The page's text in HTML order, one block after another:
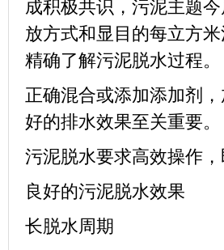
成积极共识，污泥主题
放方式和显目的每立方
精确了解污泥脱水过程。
正确混合或添加添加剂
好的排水效果至关重要。
污泥脱水要求高效操作，
良好的污泥脱水效果
长脱水周期